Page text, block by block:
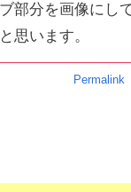
部分を画像にし
思います。
Permalink